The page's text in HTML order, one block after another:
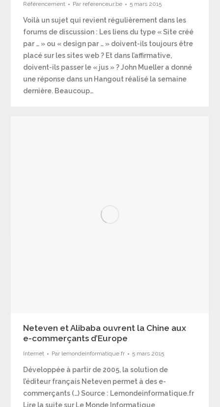
Référencement Par referenceur.be 5 mars 2015
Voilà un sujet qui revient régulièrement dans les
forums de discussion : Les liens du type « Site créé
par … » ou « design par … » doivent-ils toujours être
placé sur les sites web ? Et dans l’affirmative,
doivent-ils passer le « jus » ? John Mueller a donné
une réponse dans un Hangout réalisé la semaine
dernière. Beaucoup…
Neteven et Alibaba ouvrent la Chine aux
e-commerçants d’Europe
Internet Par lemondeinformatique.fr 5 mars 2015
Développée à partir de 2005, la solution de
l’éditeur français Neteven permet à des e-
commerçants (…) Source : Lemondeinformatique.fr
Lire la suite sur Le Monde Informatique